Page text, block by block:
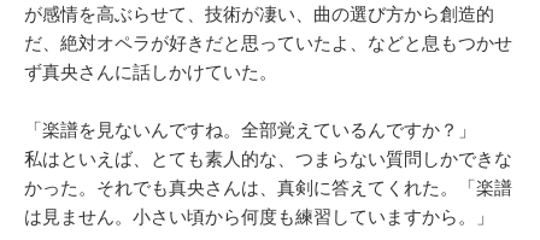
が感情を高ぶらせて、技術が凄い、曲の選び方から創造的
だ、絶対オペラが好きだと思っていたよ、などと息もつかせ
ず真央さんに話しかけていた。
「楽譜を見ないんですね。全部覚えているんですか？」
私はといえば、とても素人的な、つまらない質問しかできな
かった。それでも真央さんは、真剣に答えてくれた。「楽譜
は見ません。小さい頃から何度も練習していますから。」